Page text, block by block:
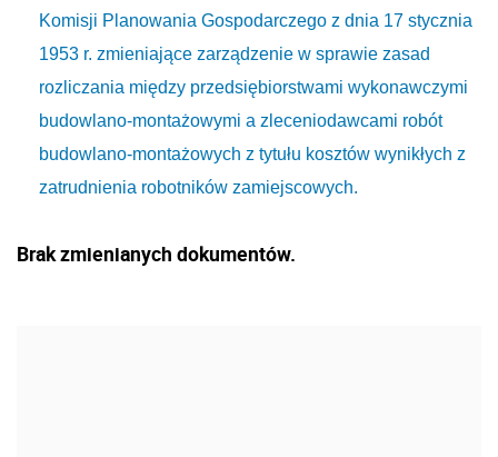
Komisji Planowania Gospodarczego z dnia 17 stycznia
1953 r. zmieniające zarządzenie w sprawie zasad
rozliczania między przedsiębiorstwami wykonawczymi
budowlano-montażowymi a zleceniodawcami robót
budowlano-montażowych z tytułu kosztów wynikłych z
zatrudnienia robotników zamiejscowych.
Brak zmienianych dokumentów.